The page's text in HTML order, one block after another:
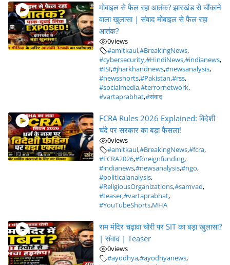
मोबाइल से फैल रहा आतंक? झारखंड से चौंकाने
वाला खुलासा | संवाद मोबाइल से फैल रहा
आतंक?
0views
#amitkaul,#BreakingNews,
#cybersecurity,#HindiNews,#indianews,
#ISI,#jharkhandnews,#newsanalysis,
#newsshorts,#Pakistan,#rss,
#socialmedia,#terrornetwork,
#vartaprabhat,#संवाद
FCRA Rules 2026 Explained: विदेशी
चंदे पर सरकार का बड़ा फैसला!
0views
#amitkaul,#BreakingNews,#fcra,
#FCRA2026,#foreignfunding,
#indianews,#newsanalysis,#ngo,
#politicalanalysis,
#ReligiousOrganizations,#samvad,
#teaser,#vartaprabhat,
#YouTubeShorts,MHA
राम मंदिर चढ़ावा चोरी पर SIT का बड़ा खुलासा?
| संवाद | Teaser
0views
#ayodhya,#ayodhyanews,